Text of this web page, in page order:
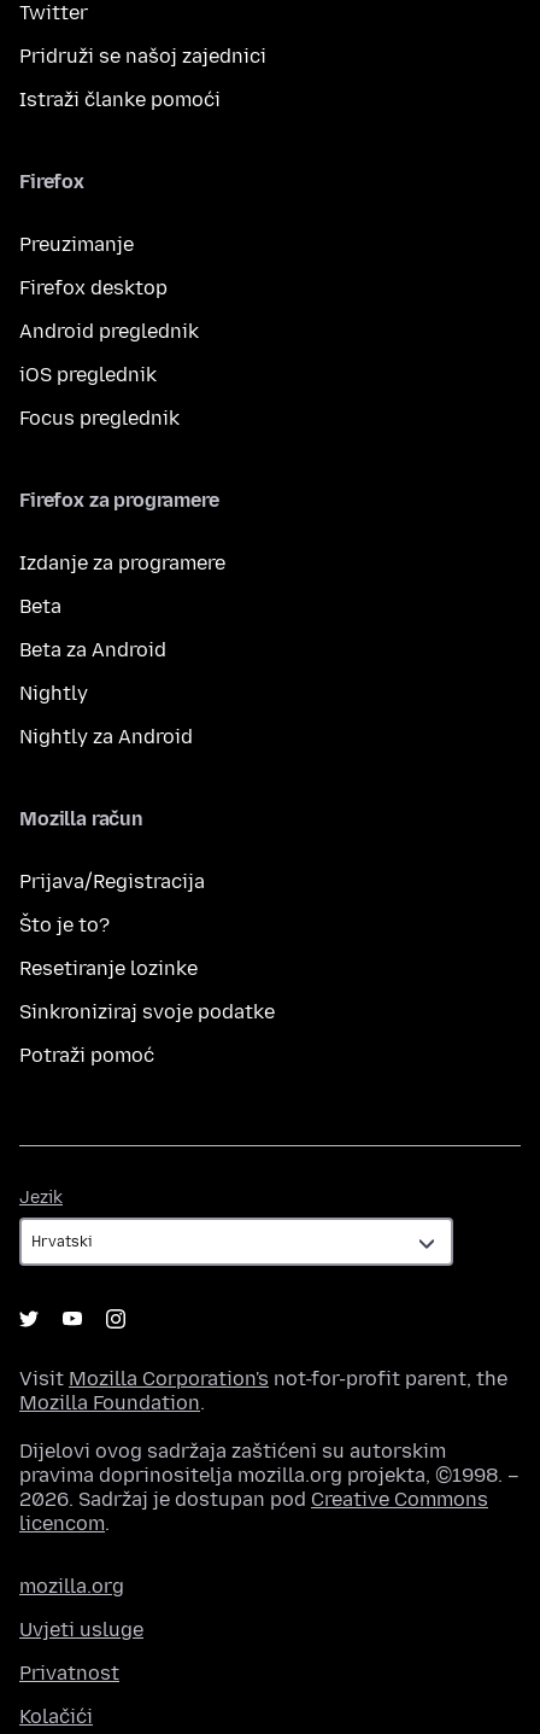
Twitter
Pridruži se našoj zajednici
Istraži članke pomoći
Firefox
Preuzimanje
Firefox desktop
Android preglednik
iOS preglednik
Focus preglednik
Firefox za programere
Izdanje za programere
Beta
Beta za Android
Nightly
Nightly za Android
Mozilla račun
Prijava/Registracija
Što je to?
Resetiranje lozinke
Sinkroniziraj svoje podatke
Potraži pomoć
Jezik
Visit Mozilla Corporation's not-for-profit parent, the
Mozilla Foundation.
Dijelovi ovog sadržaja zaštićeni su autorskim
pravima doprinositelja mozilla.org projekta, ©1998. –
2026. Sadržaj je dostupan pod Creative Commons
licencom.
mozilla.org
Uvjeti usluge
Privatnost
Kolačići